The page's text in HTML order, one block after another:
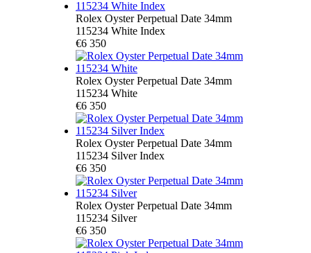
Rolex Oyster Perpetual Date 34mm
115234 White Index
€6 350
Rolex Oyster Perpetual Date 34mm
115234 White
€6 350
Rolex Oyster Perpetual Date 34mm
115234 Silver Index
€6 350
Rolex Oyster Perpetual Date 34mm
115234 Silver
€6 350